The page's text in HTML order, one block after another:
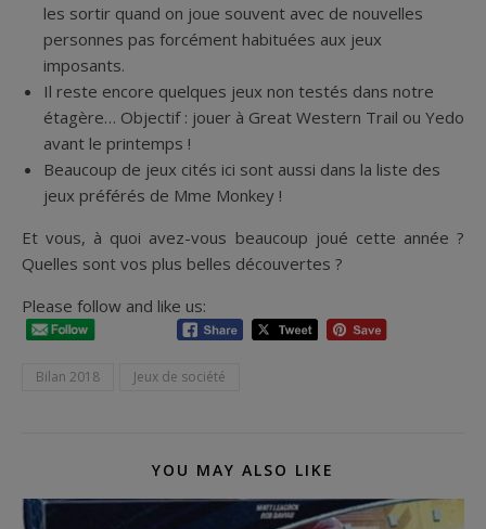
les sortir quand on joue souvent avec de nouvelles
personnes pas forcément habituées aux jeux
imposants.
Il reste encore quelques jeux non testés dans notre
étagère… Objectif : jouer à Great Western Trail ou Yedo
avant le printemps !
Beaucoup de jeux cités ici sont aussi dans la liste des
jeux préférés de Mme Monkey !
Et vous, à quoi avez-vous beaucoup joué cette année ?
Quelles sont vos plus belles découvertes ?
Please follow and like us:
Bilan 2018 Jeux de société
YOU MAY ALSO LIKE